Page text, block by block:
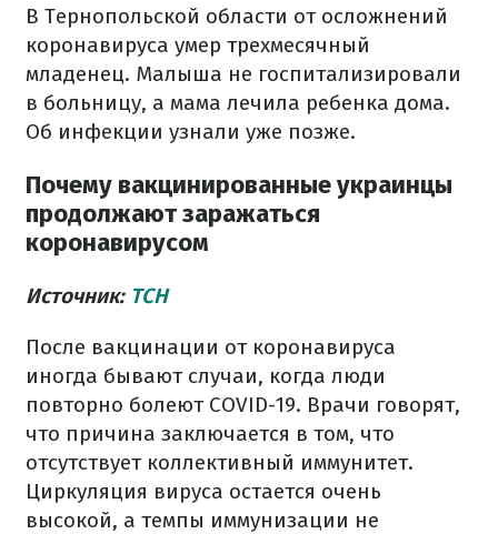
В Тернопольской области от осложнений
коронавируса умер трехмесячный
младенец. Малыша не госпитализировали
в больницу, а мама лечила ребенка дома.
Об инфекции узнали уже позже.
Почему вакцинированные украинцы
продолжают заражаться
коронавирусом
Источник: ТСН
После вакцинации от коронавируса
иногда бывают случаи, когда люди
повторно болеют COVID-19. Врачи говорят,
что причина заключается в том, что
отсутствует коллективный иммунитет.
Циркуляция вируса остается очень
высокой, а темпы иммунизации не